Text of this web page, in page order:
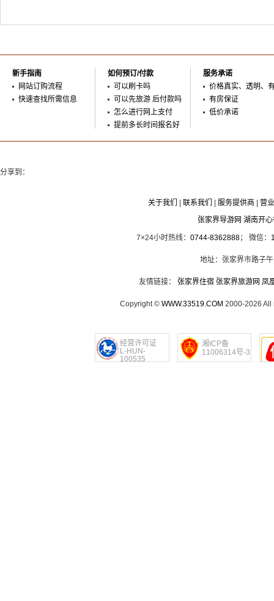
新手指南
网站订购流程
快速查找所需信息
如何预订/付款
可以刷卡吗
可以先旅游 后付款吗
怎么进行网上支付
提前多长时间报名好
服务承诺
价格真实、透明、
有房保证
低价承诺
分享到：
关于我们 联系我们 服务提供商
营
张家界导游网 湖南开
7×24小时热线： 0744-8362888； 微信：
地址：张家界市路子
友情链接： 张家界住宿 张家界旅游网 凤
Copyright © WWW.33519.COM 2000-2026 All
经营许可证
L-HUN-
100535
湘ICP备
11006314号-3